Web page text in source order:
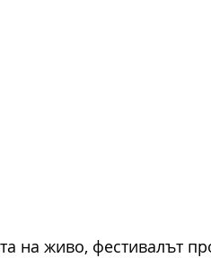
на живо, фестивалът